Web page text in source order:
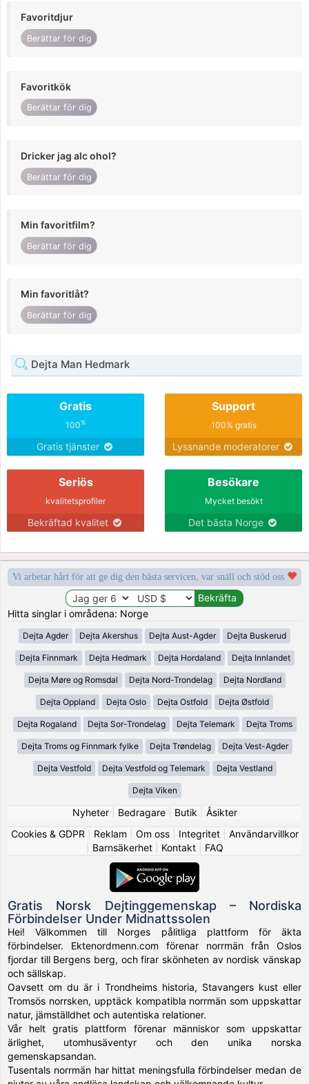
Favoritdjur
Berättar för dig
Favoritkök
Berättar för dig
Dricker jag alc ohol?
Berättar för dig
Min favoritfilm?
Berättar för dig
Min favoritlåt?
Berättar för dig
Dejta Man Hedmark
Gratis
100%
Gratis tjänster
Support
100% gratis
Lyssnande moderatorer
Seriös
kvalitetsprofiler
Bekräftad kvalitet
Besökare
Mycket besökt
Det bästa Norge
Vi arbetar hårt för att ge dig den bästa servicen, var snäll och stöd oss
Hitta singlar i områdena: Norge
Dejta Agder Dejta Akershus Dejta Aust-Agder Dejta Buskerud
Dejta Finnmark Dejta Hedmark Dejta Hordaland Dejta Innlandet
Dejta Møre og Romsdal Dejta Nord-Trondelag Dejta Nordland
Dejta Oppland Dejta Oslo Dejta Ostfold Dejta Østfold
Dejta Rogaland Dejta Sor-Trondelag Dejta Telemark Dejta Troms
Dejta Troms og Finnmark fylke Dejta Trøndelag Dejta Vest-Agder
Dejta Vestfold Dejta Vestfold og Telemark Dejta Vestland
Dejta Viken
Nyheter| Bedragare| Butik
Åsikter
Cookies & GDPR
Reklam Om oss| Integritet| Användarvillkor
Barnsäkerhet| Kontakt| FAQ
Gratis Norsk Dejtinggemenskap – Nordiska
Förbindelser Under Midnattssolen
Hei! Välkommen till Norges pålitliga plattform för äkta
förbindelser. Ektenordmenn.com förenar norrmän från Oslos
fjordar till Bergens berg, och firar skönheten av nordisk vänskap
och sällskap.
Oavsett om du är i Trondheims historia, Stavangers kust eller
Tromsös norrsken, upptäck kompatibla norrmän som uppskattar
natur, jämställdhet och autentiska relationer.
Vår helt gratis plattform förenar människor som uppskattar
ärlighet, utomhusäventyr och den unika norska
gemenskapsandan.
Tusentals norrmän har hittat meningsfulla förbindelser medan de